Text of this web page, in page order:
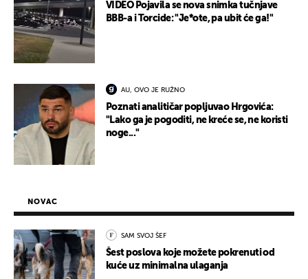
VIDEO Pojavila se nova snimka tučnjave
BBB-a i Torcide: "Je*ote, pa ubit će ga!"
AU, OVO JE RUŽNO
Poznati analitičar popljuvao Hrgovića:
"Lako ga je pogoditi, ne kreće se, ne koristi
noge..."
NOVAC
SAM SVOJ ŠEF
Šest poslova koje možete pokrenuti od
kuće uz minimalna ulaganja